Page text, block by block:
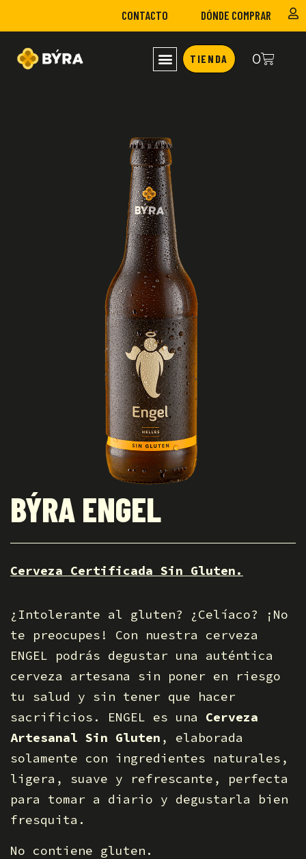
CONTACTO DÓNDE COMPRAR
TIENDA 0
BÝRA ENGEL
Cerveza Certificada Sin Gluten.
¿Intolerante al gluten? ¿Celíaco? ¡No
te preocupes! Con nuestra cerveza
ENGEL podrás degustar una auténtica
cerveza artesana sin poner en riesgo
tu salud y sin tener que hacer
sacrificios. ENGEL es una Cerveza
Artesanal Sin Gluten , elaborada
solamente con ingredientes naturales,
ligera, suave y refrescante, perfecta
para tomar a diario y degustarla bien
fresquita.
No contiene gluten.